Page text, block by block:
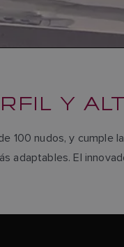
Y
nudos, y cumple
adaptables. El